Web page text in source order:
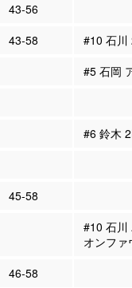
43-56
43-58
#10 石川
#5 石岡
#6 鈴木
45-58
#10 石川
オンフ
46-58